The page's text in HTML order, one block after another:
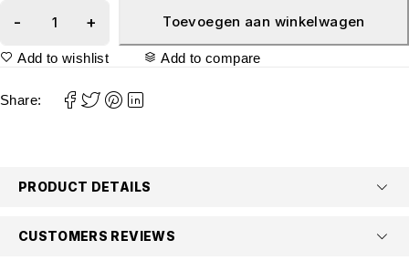
Toevoegen aan winkelwagen
Add to wishlist Add to compare
Share:
PRODUCT DETAILS
CUSTOMERS REVIEWS